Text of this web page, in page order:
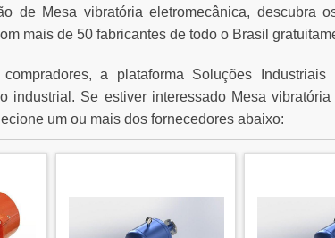
de Mesa vibratória eletromecânica, descubra
mais de 50 fabricantes de todo o Brasil
compradores, a plataforma Soluções
industrial. Se estiver interessado Mesa
um ou mais dos fornecedores abaixo: